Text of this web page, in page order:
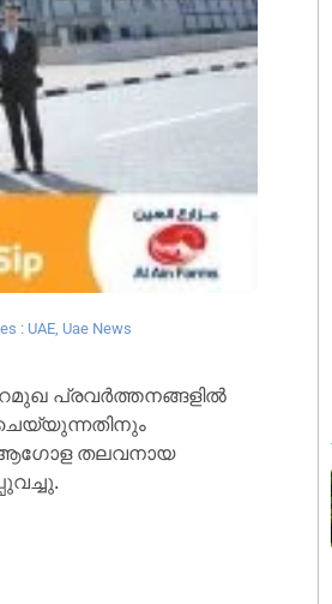
: UAE Uae News
പ്രവർത്തനങ്ങളിൽ
ആഗോള തലവനായ